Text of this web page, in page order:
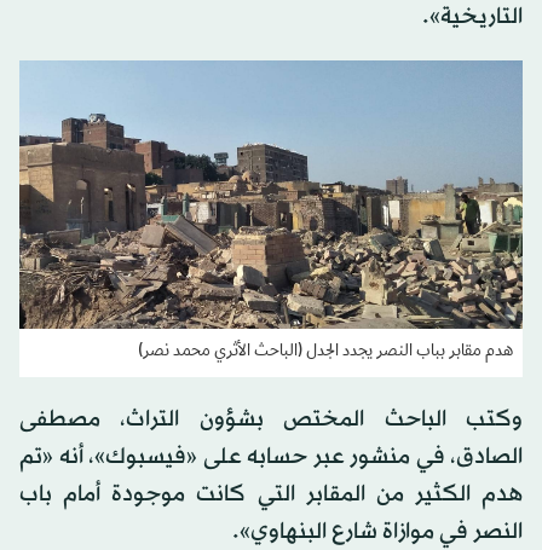
التاريخية».
هدم مقابر بباب النصر يجدد الجدل (الباحث الأثري محمد نصر)
وكتب الباحث المختص بشؤون التراث، مصطفى
الصادق، في منشور عبر حسابه على «فيسبوك»، أنه «تم
هدم الكثير من المقابر التي كانت موجودة أمام باب
النصر في موازاة شارع البنهاوي».